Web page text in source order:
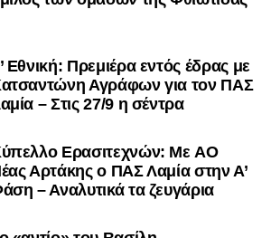
Εθνική: Πρεμιέρα εντός έδρας με
Αγράφων για τον ΠΑΣ
– Στις 27/9 η σέντρα
Ερασιτεχνών: Με AO
Αρτάκης ο ΠΑΣ Λαμία στην Α’
– Αναλυτικά τα ζευγάρια